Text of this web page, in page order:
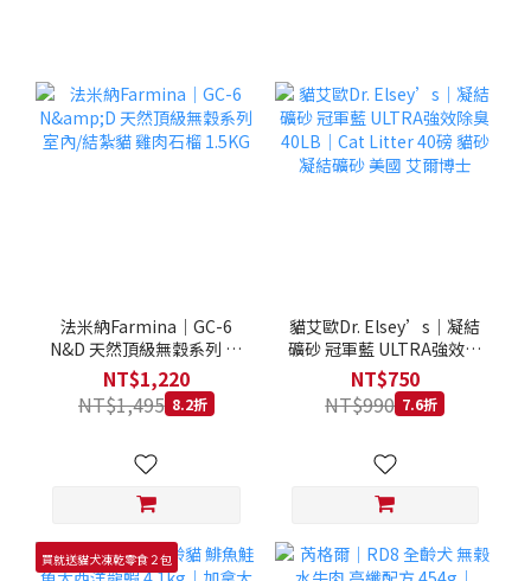
法米納Farmina｜GC-6
N&D 天然頂級無穀系列 室
內/結紮貓 雞肉石榴 1.5KG
NT$1,220
NT$1,495 8.2折
貓艾歐Dr. Elsey’s｜凝結
礦砂 冠軍藍 ULTRA強效除
臭 40LB｜Cat Litter 40磅
士
NT$750
NT$990 7.6折
買就送貓犬凍乾零食２包